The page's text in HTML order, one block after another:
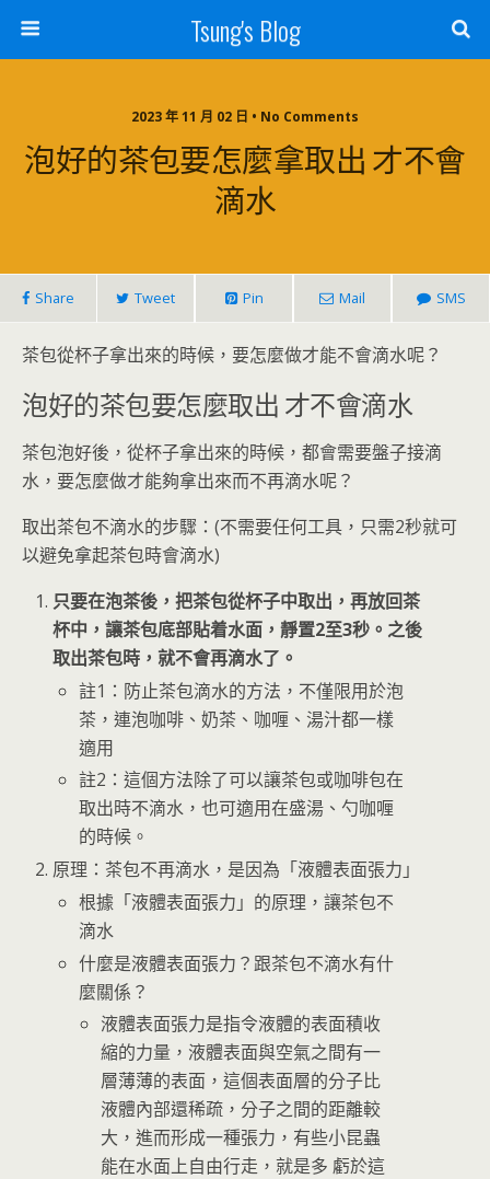
Tsung's Blog
2023 年 11 月 02 日 • No Comments
泡好的茶包要怎麼拿取出 才不會
滴水
Share Tweet Pin Mail SMS
茶包從杯子拿出來的時候，要怎麼做才能不會滴水呢？
泡好的茶包要怎麼取出 才不會滴水
茶包泡好後，從杯子拿出來的時候，都會需要盤子接滴
水，要怎麼做才能夠拿出來而不再滴水呢？
取出茶包不滴水的步驟：(不需要任何工具，只需2秒就可
以避免拿起茶包時會滴水)
只要在泡茶後，把茶包從杯子中取出，再放回茶
杯中，讓茶包底部貼着水面，靜置2至3秒。之後
取出茶包時，就不會再滴水了。
註1：防止茶包滴水的方法，不僅限用於泡
茶，連泡咖啡、奶茶、咖喱、湯汁都一樣
適用
註2：這個方法除了可以讓茶包或咖啡包在
取出時不滴水，也可適用在盛湯、勺咖喱
的時候。
原理：茶包不再滴水，是因為「液體表面張力」
根據「液體表面張力」的原理，讓茶包不
滴水
什麼是液體表面張力？跟茶包不滴水有什
麼關係？
液體表面張力是指令液體的表面積收
縮的力量，液體表面與空氣之間有一
層薄薄的表面，這個表面層的分子比
液體內部還稀疏，分子之間的距離較
大，進而形成一種張力，有些小昆蟲
能在水面上自由行走，就是多 虧於這